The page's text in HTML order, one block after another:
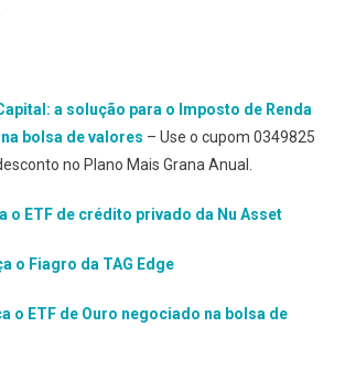
a solução para o Imposto de Renda
bolsa de valores – Use o cupom 0349825
no Plano Mais Grana Anual.
o ETF de crédito privado da Nu Asset
o Fiagro da TAG Edge
o ETF de Ouro negociado na bolsa de